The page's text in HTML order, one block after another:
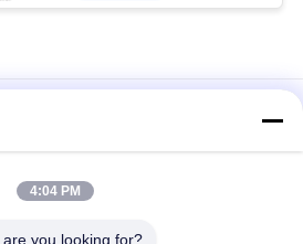
저 리프트 X-리프트 플랫폼 500Kg
, 전동 장치 포함, 적재 용량 450Kg
미끄러움 턱판과 함께 공기 작업 플랫
4:04 PM
you looking for?